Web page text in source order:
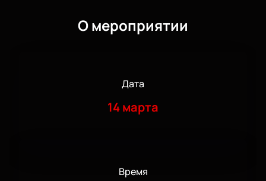
О мероприятии
Дата
14 марта
Время